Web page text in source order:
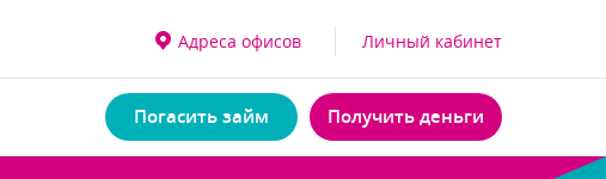
Адреса офисо Личный кабинет
Получить деньги
Погасить займ